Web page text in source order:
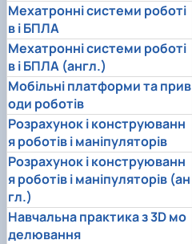
Мехатронні системи роботі
в і БПЛА
Мехатронні системи роботі
в і БПЛА (англ.)
Мобільні платформи та прив
оди роботів
Розрахунок і конструюванн
я роботів і маніпуляторів
Розрахунок і конструюванн
я роботів і маніпуляторів (ан
гл.)
Навчальна практика з 3D мо
делювання